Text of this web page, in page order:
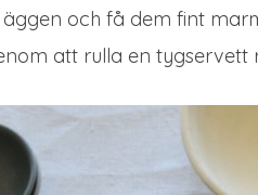
och få dem fint
att rulla en